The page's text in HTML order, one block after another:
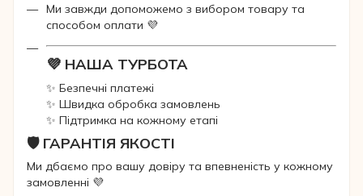
Ми завжди допоможемо з вибором товару та
способом оплати 💜
💜 НАША ТУРБОТА
✨ Безпечні платежі
✨ Швидка обробка замовлень
✨ Підтримка на кожному етапі
🛡 ГАРАНТІЯ ЯКОСТІ
Ми дбаємо про вашу довіру та впевненість у кожному
замовленні 💜